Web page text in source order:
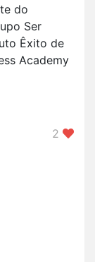
do
Ser
Êxito de
Academy
2